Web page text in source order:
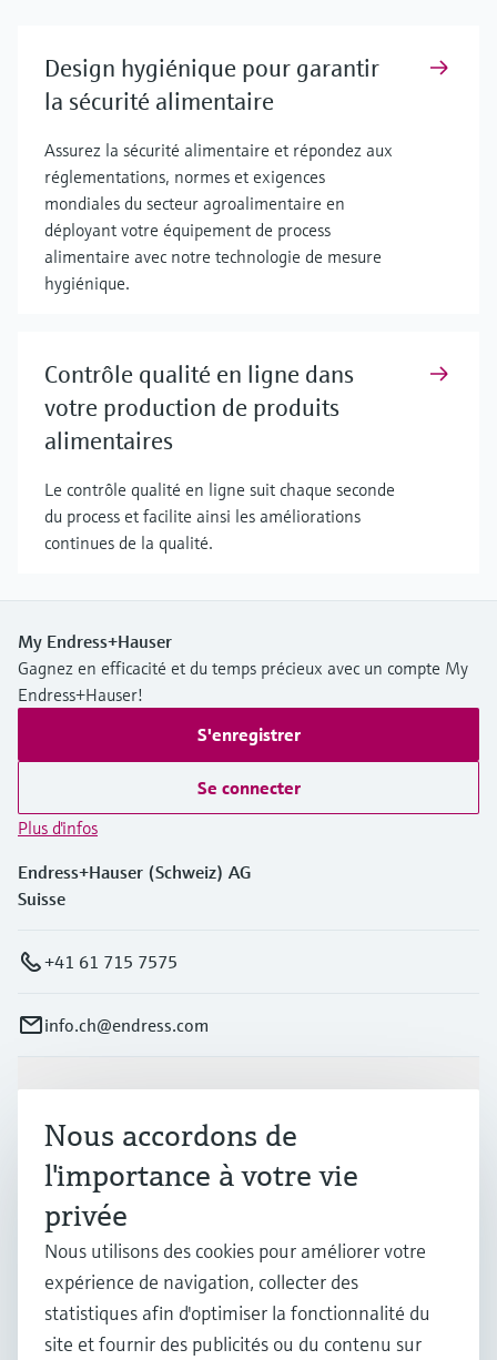
Design hygiénique pour garantir
la sécurité alimentaire
Assurez la sécurité alimentaire et répondez aux
réglementations, normes et exigences
mondiales du secteur agroalimentaire en
déployant votre équipement de process
alimentaire avec notre technologie de mesure
hygiénique.
Contrôle qualité en ligne dans
votre production de produits
alimentaires
Le contrôle qualité en ligne suit chaque seconde
du process et facilite ainsi les améliorations
continues de la qualité.
My Endress+Hauser
Gagnez en efficacité et du temps précieux avec un compte My
Endress+Hauser!
S'enregistrer
Se connecter
Plus d'infos
Endress+Hauser (Schweiz) AG
Suisse
+41 61 715 7575
info.ch@endress.com
Industries
Support
Société
Nous accordons de
l'importance à votre vie
privée
Nous utilisons des cookies pour améliorer votre
expérience de navigation, collecter des
statistiques afin d'optimiser la fonctionnalité du
site et fournir des publicités ou du contenu sur